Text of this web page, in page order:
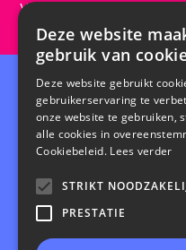
Vragen of
Schrijf je in
Home Steun
Deze website
gebruik van
Deze website gebruikt
gebruikerservaring te
onze website te gebruiken,
alle cookies in
Cookiebeleid. Lees verder
STRIKT
PRESTATIE